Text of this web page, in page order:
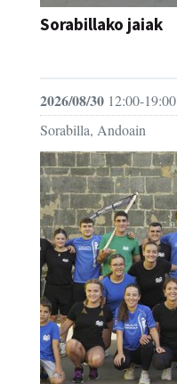
Sorabillako jaiak
2026/08/30 12:00-19:00
Sorabilla, Andoain